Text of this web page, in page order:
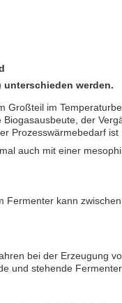
unterschieden werden.
Großteil im
der
Prozesswärmebedarf ist
auch mit einer
Fermenter kann
bei der Erzeugung
und stehende Fermenter.